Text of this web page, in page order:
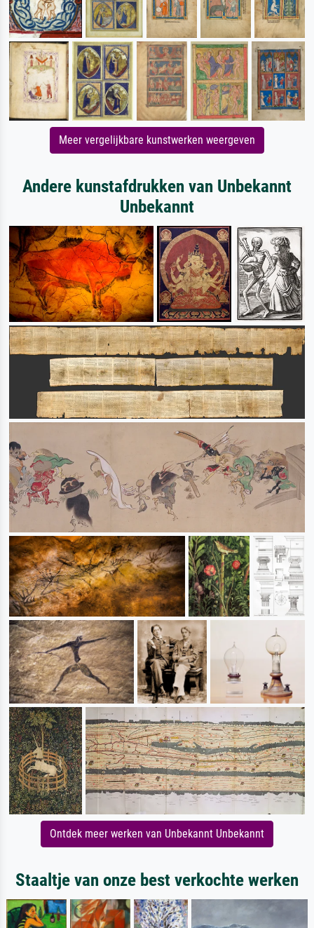
Meer vergelijkbare kunstwerken weergeven
Andere kunstafdrukken van Unbekannt
Unbekannt
Ontdek meer werken van Unbekannt Unbekannt
Staaltje van onze best verkochte werken